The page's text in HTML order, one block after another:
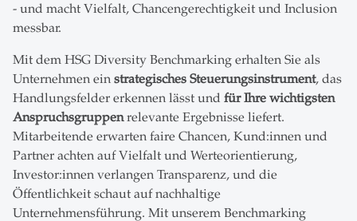
- und macht Vielfalt, Chancengerechtigkeit und Inclusion
messbar.
Mit dem HSG Diversity Benchmarking erhalten Sie als
Unternehmen ein strategisches Steuerungsinstrument, das
Handlungsfelder erkennen lässt und für Ihre wichtigsten
Anspruchsgruppenrelevante Ergebnisse liefert.
Mitarbeitende erwarten faire Chancen, Kund:innen und
Partner achten auf Vielfalt und Werteorientierung,
Investor:innen verlangen Transparenz, und die
Öffentlichkeit schaut auf nachhaltige
Unternehmensführung. Mit unserem Benchmarking